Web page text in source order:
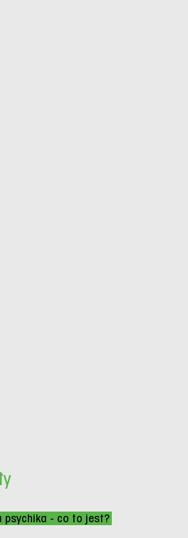
psychika - co to jest?